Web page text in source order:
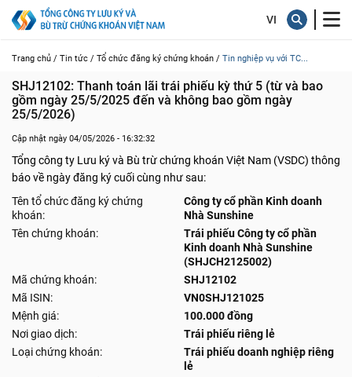
Trang chủ / Tin tức / Tổ chức đăng ký chứng khoán / Tin nghiệp vụ với TC...
SHJ12102: Thanh toán lãi trái phiếu kỳ thứ 5 (từ và bao
gồm ngày 25/5/2025 đến và không bao gồm ngày
25/5/2026)
Cập nhật ngày 04/05/2026 - 16:32:32
Tổng công ty Lưu ký và Bù trừ chứng khoán Việt Nam (VSDC) thông
báo về ngày đăng ký cuối cùng như sau:
Tên tổ chức đăng ký chứng
khoán:
Công ty cổ phần Kinh doanh
Nhà Sunshine
Tên chứng khoán:
Trái phiếu Công ty cổ phần
Kinh doanh Nhà Sunshine
(SHJCH2125002)
Mã chứng khoán:
SHJ12102
Mã ISIN:
VN0SHJ121025
Mệnh giá:
100.000 đồng
Nơi giao dịch:
Trái phiếu riêng lẻ
Loại chứng khoán:
Trái phiếu doanh nghiệp riêng
lẻ